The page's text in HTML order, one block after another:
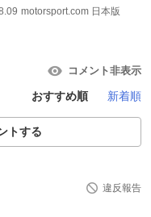
motorsport.com 日本版
コメント非表示
おすすめ順 新着順
トする
違反報告